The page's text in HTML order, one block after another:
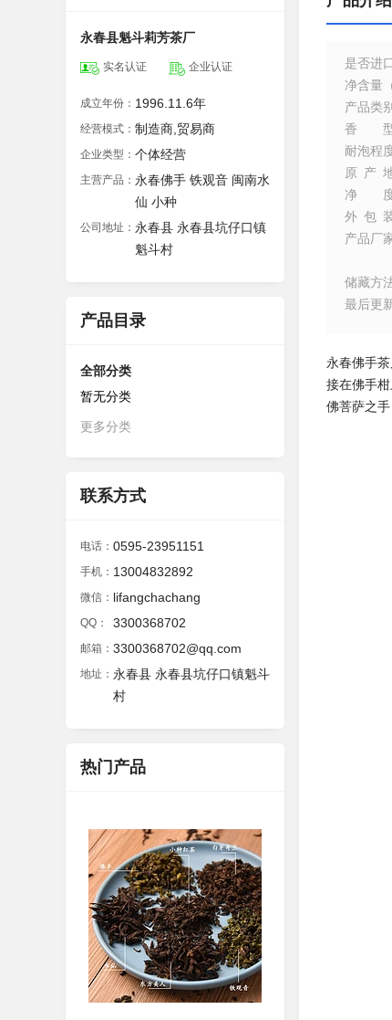
永春县魁斗莉芳茶厂
实名认证 企业认证
成立年份： 1996.11.6年
经营模式： 制造商,贸易商
企业类型： 个体经营
主营产品： 永春佛手 铁观音 闽南水
仙 小种
公司地址： 永春县 永春县坑仔口镇
魁斗村
产品目录
全部分类
暂无分类
更多分类
联系方式
电话： 0595-23951151
手机： 13004832892
微信： lifangchachang
QQ： 3300368702
邮箱： 3300368702@qq.com
地址： 永春县 永春县坑仔口镇魁斗
村
热门产品
是否进
净含量
产品类别
香
耐泡程
原产
净
外包
产品厂
储藏方
最后更
永春佛手
接在佛手
佛菩萨之